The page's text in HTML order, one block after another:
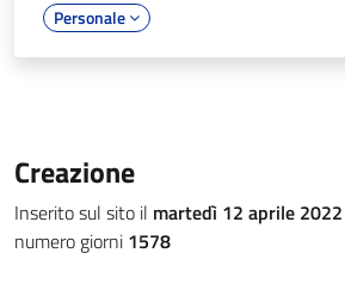
Personale
Creazione
Inserito sul sito il martedì 12 aprile 2022
numero giorni 1578